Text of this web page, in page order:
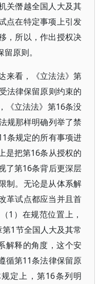
关僭越全国人大及其
点在特定事项上引发
，所以，作出授权决
原则。
来看，《立法法》第
法律保留原则约束的
《立法法》第16条没
规那样明确列举了禁
条规定的所有事项进
是把第16条从授权的
了第16条背后更深层
制。无论是从体系解
革试点都应当并且首
1）在规范位置上，
1节全国人大及其常
解释的角度，这个安
循第11条法律保留原
定上，第16条列明